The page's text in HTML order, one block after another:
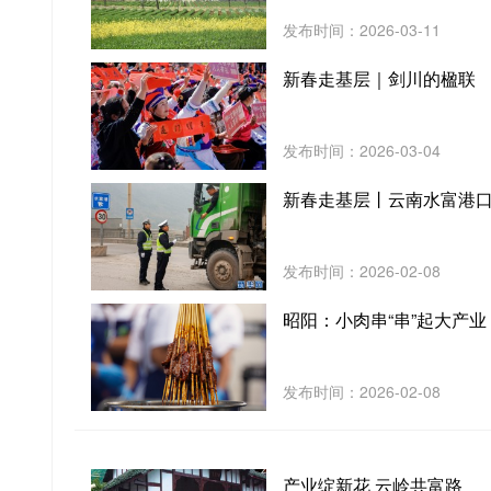
发布时间：2026-03-11
新春走基层｜剑川的楹联
发布时间：2026-03-04
新春走基层丨云南水富港
发布时间：2026-02-08
昭阳：小肉串“串”起大产业
发布时间：2026-02-08
产业绽新花 云岭共富路